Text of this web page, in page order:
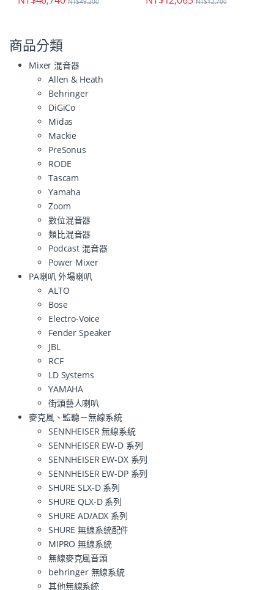
商品分類
Mixer 混音器
Allen & Heath
Behringer
DiGiCo
Midas
Mackie
PreSonus
RODE
Tascam
Yamaha
Zoom
數位混音器
類比混音器
Podcast 混音器
Power Mixer
PA喇叭 外場喇叭
ALTO
Bose
Electro-Voice
Fender Speaker
JBL
RCF
LD Systems
YAMAHA
街頭藝人喇叭
麥克風、監聽－無線系統
SENNHEISER 無線系統
SENNHEISER EW-D 系列
SENNHEISER EW-DX 系列
SENNHEISER EW-DP 系列
SHURE SLX-D 系列
SHURE QLX-D 系列
SHURE AD/ADX 系列
SHURE 無線系統配件
MIPRO 無線系統
無線麥克風音頭
behringer 無線系統
其他無線系統